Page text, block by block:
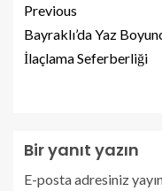
Previous
Bayraklı’da Yaz
İlaçlama Seferberliği
Bir yanıt yazın
E-posta adresiniz